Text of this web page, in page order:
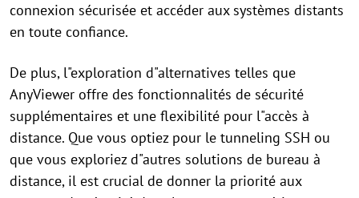
connexion sécurisée et accéder aux systèmes distants
en toute confiance.
De plus, l"exploration d"alternatives telles que
AnyViewer offre des fonctionnalités de sécurité
supplémentaires et une flexibilité pour l"accès à
distance. Que vous optiez pour le tunneling SSH ou
que vous exploriez d"autres solutions de bureau à
distance, il est crucial de donner la priorité aux